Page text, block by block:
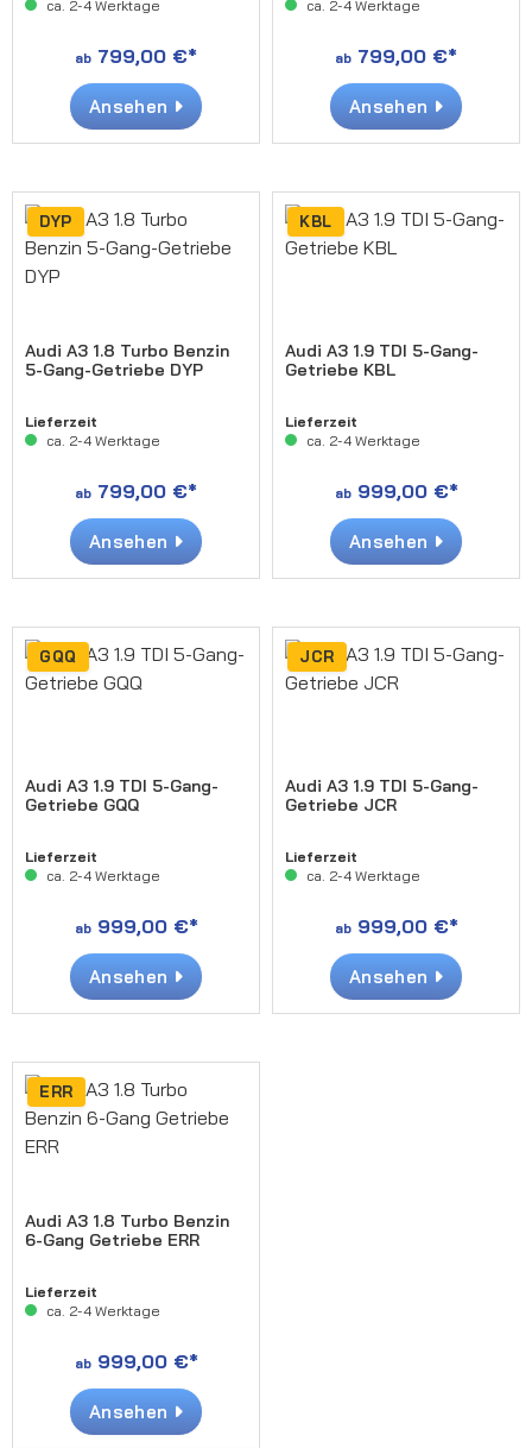
ca. 2-4 Werktage
ab 799,00 €*
Ansehen
ca. 2-4 Werktage
ab 799,00 €*
Ansehen
DYP
Audi A3 1.8 Turbo Benzin
5-Gang-Getriebe DYP
Lieferzeit
ca. 2-4 Werktage
ab 799,00 €*
Ansehen
KBL
Audi A3 1.9 TDI 5-Gang-
Getriebe KBL
Lieferzeit
ca. 2-4 Werktage
ab999,00 €*
Ansehen
GQQ
Audi A3 1.9 TDI 5-Gang-
Getriebe GQQ
Lieferzeit
ca. 2-4 Werktage
ab999,00 €*
Ansehen
JCR
Audi A3 1.9 TDI 5-Gang-
Getriebe JCR
Lieferzeit
ca. 2-4 Werktage
ab999,00 €*
Ansehen
ERR
Audi A3 1.8 Turbo Benzin
6-Gang Getriebe ERR
Lieferzeit
ca. 2-4 Werktage
ab999,00 €*
Ansehen